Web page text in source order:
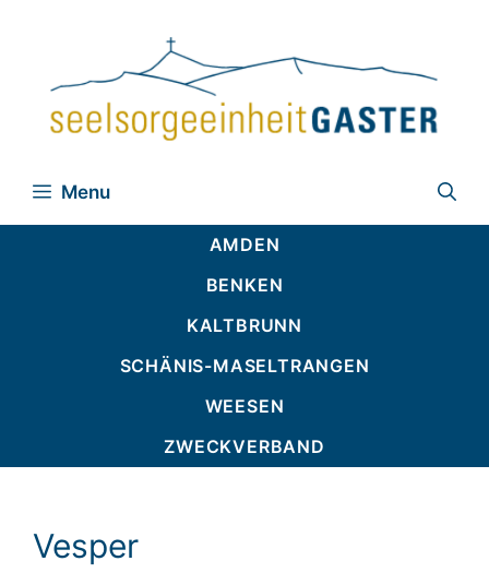
Menu
AMDEN
BENKEN
KALTBRUNN
SCHÄNIS-MASELTRANGEN
WEESEN
ZWECKVERBAND
Vesper